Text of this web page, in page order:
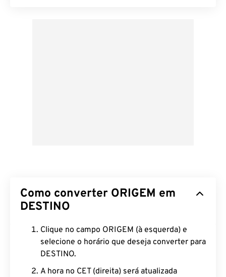
Como converter ORIGEM em
DESTINO
Clique no campo ORIGEM (à esquerda) e
selecione o horário que deseja converter para
DESTINO.
A hora no CET (direita) será atualizada